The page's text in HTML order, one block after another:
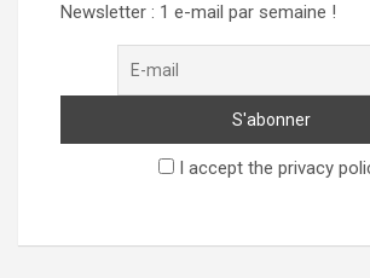
Newsletter : 1 e-mail par semaine !
I accept the privacy